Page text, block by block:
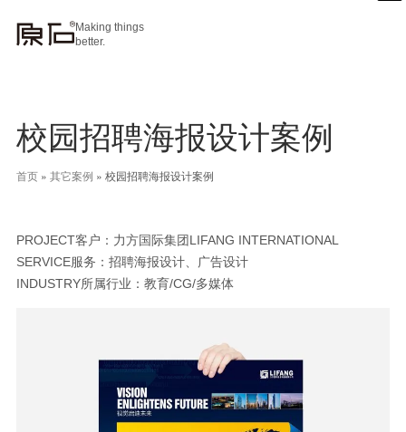
Making things
better.
校园招聘海报设计案例
首页 » 其它案例 » 校园招聘海报设计案例
PROJECT客户：力方国际集团LIFANG INTERNATIONAL
SERVICE服务：招聘海报设计、广告设计
INDUSTRY所属行业：教育/CG/多媒体